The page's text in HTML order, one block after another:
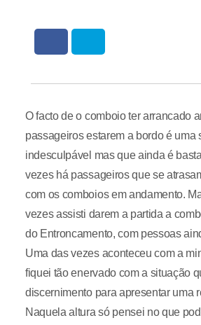
O facto de o comboio ter arrancado
passageiros estarem a bordo é uma
indesculpável mas que ainda é
vezes há passageiros que se
com os comboios em andamento.
vezes assisti darem a partida a
do Entroncamento, com pessoas
Uma das vezes aconteceu com a
fiquei tão enervado com a situação
discernimento para apresentar uma
Naquela altura só pensei no que